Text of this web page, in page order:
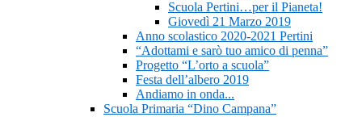
Scuola Pertini…per il Pianeta!
Giovedì 21 Marzo 2019
Anno scolastico 2020-2021 Pertini
“Adottami e sarò tuo amico di penna”
Progetto “L’orto a scuola”
Festa dell’albero 2019
Andiamo in onda...
Scuola Primaria “Dino Campana”